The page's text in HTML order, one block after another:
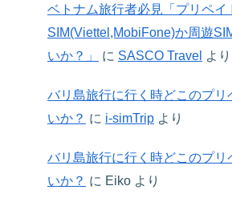
ベトナム旅行者必見「プリペイ
SIM(Viettel,MobiFone)か周遊
いか？」
に SASCO Travel より
バリ島旅行に行く時どこのプリ
いか？ に i-simTrip より
バリ島旅行に行く時どこのプリ
いか？ に Eiko より